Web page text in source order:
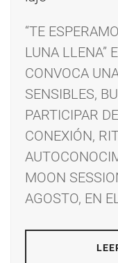
“TE
LUNA LLENA”
CONVOCA
SENSIBLES,
PARTICIPAR
CONEXIÓN,
MOON
AGOSTO, EN